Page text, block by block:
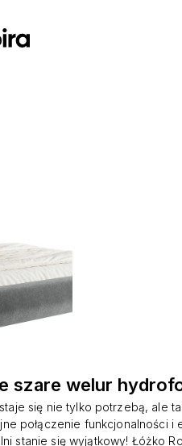
szare welur
się nie tylko potrzebą, ale
połączenie funkcjonalności i
stanie się wyjątkowy! Łóżko